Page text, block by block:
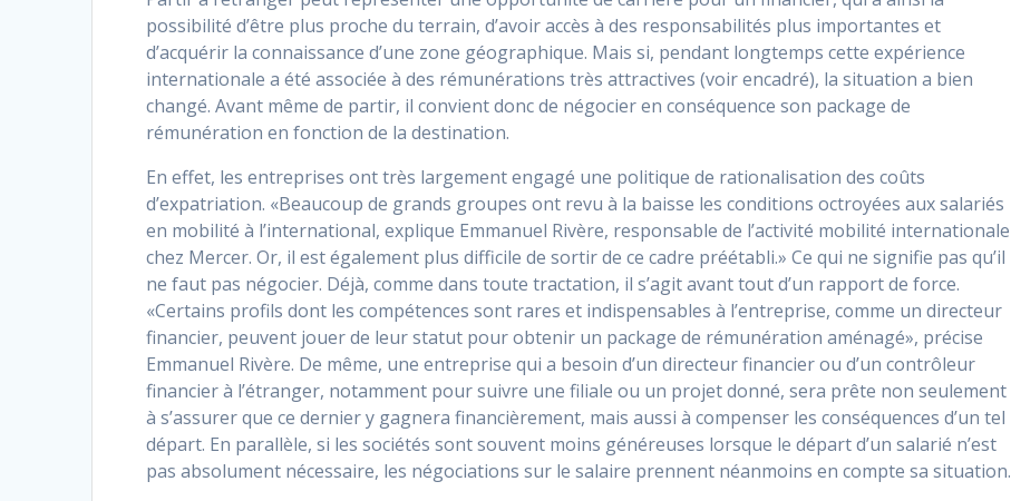
possibilité d’être plus proche du terrain, d’avoir accès à des responsabilités plus importantes et
d’acquérir la connaissance d’une zone géographique. Mais si, pendant longtemps cette expérience
internationale a été associée à des rémunérations très attractives (voir encadré), la situation a bien
changé. Avant même de partir, il convient donc de négocier en conséquence son package de
rémunération en fonction de la destination.
En effet, les entreprises ont très largement engagé une politique de rationalisation des coûts
d’expatriation. «Beaucoup de grands groupes ont revu à la baisse les conditions octroyées aux salariés
en mobilité à l’international, explique Emmanuel Rivère, responsable de l’activité mobilité internationale
chez Mercer. Or, il est également plus difficile de sortir de ce cadre préétabli.» Ce qui ne signifie pas qu’il
ne faut pas négocier. Déjà, comme dans toute tractation, il s’agit avant tout d’un rapport de force.
«Certains profils dont les compétences sont rares et indispensables à l’entreprise, comme un directeur
financier, peuvent jouer de leur statut pour obtenir un package de rémunération aménagé», précise
Emmanuel Rivère. De même, une entreprise qui a besoin d’un directeur financier ou d’un contrôleur
financier à l’étranger, notamment pour suivre une filiale ou un projet donné, sera prête non seulement
à s’assurer que ce dernier y gagnera financièrement, mais aussi à compenser les conséquences d’un tel
départ. En parallèle, si les sociétés sont souvent moins généreuses lorsque le départ d’un salarié n’est
pas absolument nécessaire, les négociations sur le salaire prennent néanmoins en compte sa situation.